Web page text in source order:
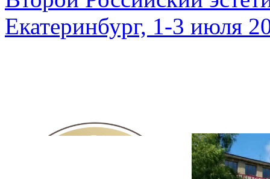
Екатеринбург, 1-3 июля